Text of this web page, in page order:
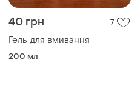
40 грн 7
Гель для вмивання
200 мл